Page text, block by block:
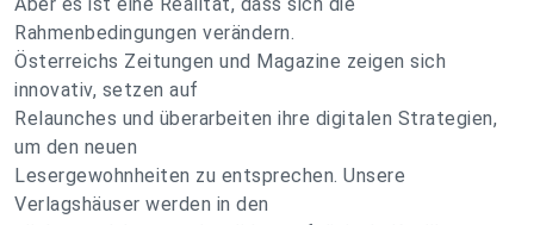
Rahmenbedingungen verändern.
Österreichs Zeitungen und Magazine zeigen sich
innovativ, setzen auf
Relaunches und überarbeiten ihre digitalen Strategien,
um den neuen
Lesergewohnheiten zu entsprechen. Unsere
Verlagshäuser werden in den